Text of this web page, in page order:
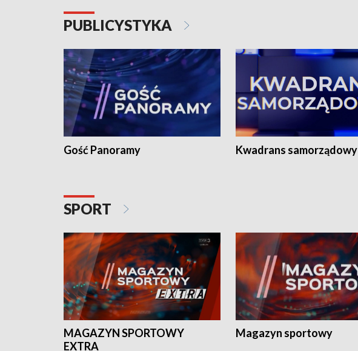
PUBLICYSTYKA
Gość Panoramy Kwadrans samorządowy
SPORT
MAGAZYN SPORTOWY
EXTRA
Magazyn sportowy